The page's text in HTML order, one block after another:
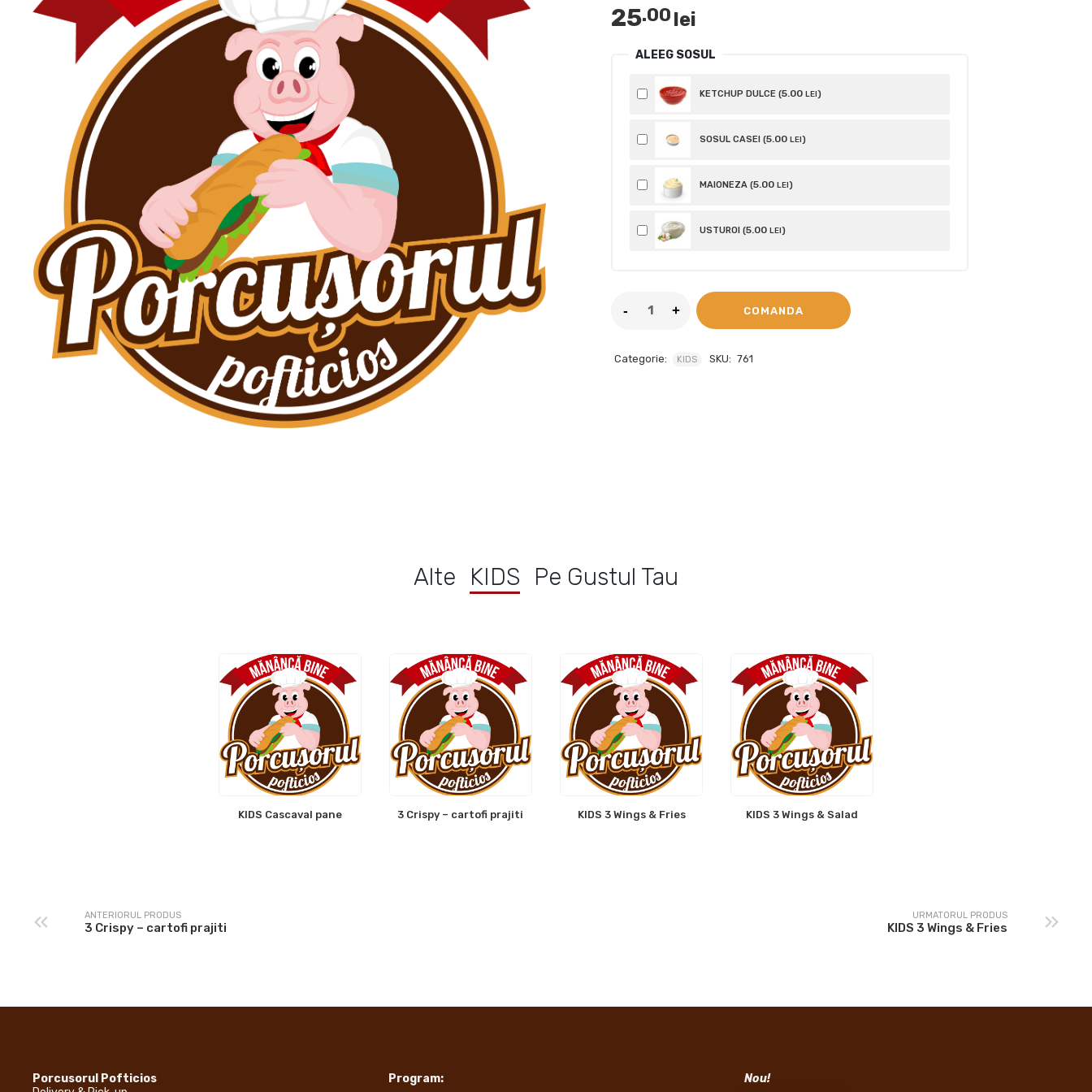
25.00lei
ALEEG SOSUL
KETCHUP DULCE (5.00 LEI)
SOSUL CASEI (5.00 LEI)
MAIONEZA (5.00 LEI)
USTUROI (5.00 LEI)
COMANDA
Categorie: KIDS SKU: 761
Alte KIDS Pe Gustul Tau
KIDS Cascaval pane 3 Crispy – cartofi prajiti KIDS 3 Wings & Fries KIDS 3 Wings & Salad
ANTERIORUL PRODUS
3 Crispy – cartofi prajiti
URMATORUL PRODUS
KIDS 3 Wings & Fries
Porcusorul Pofticios
Program: Nou!